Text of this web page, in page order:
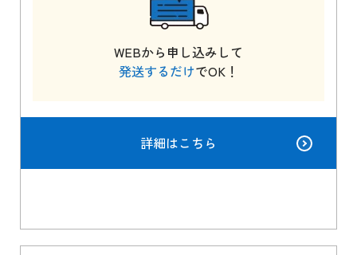
WEBから申し込みして
発送するだけでOK！
詳細はこちら